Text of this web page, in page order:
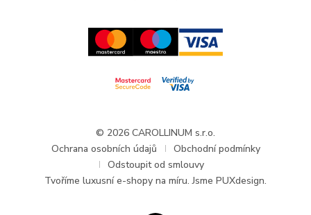
Aktuality a oznámení
© 2026 CAROLLINUM s.r.o.
Ochrana osobních údajů
Obchodní podmínky
Odstoupit od smlouvy
Tvoříme luxusní e-shopy na míru. Jsme PUXdesign.